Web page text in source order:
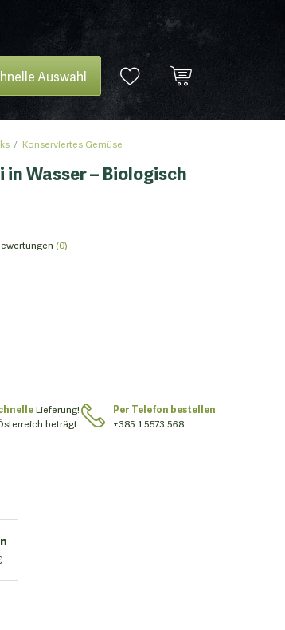
Auswahl
Konserviertes Gemüse
Wasser – Biologisch
(0)
Lieferung!
beträgt
Per Telefon bestellen
+385 1 5573 568